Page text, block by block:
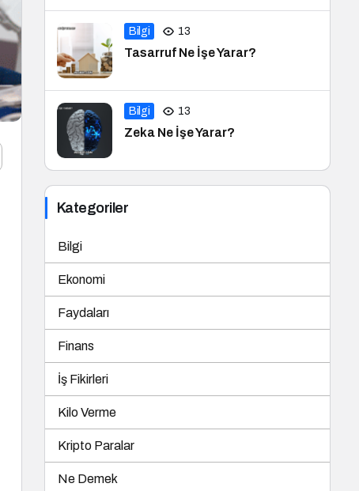
Bilgi 13
Tasarruf Ne İşe Yarar?
Bilgi 13
Zeka Ne İşe Yarar?
Kategoriler
Bilgi
Ekonomi
Faydaları
Finans
İş Fikirleri
Kilo Verme
Kripto Paralar
Ne Demek